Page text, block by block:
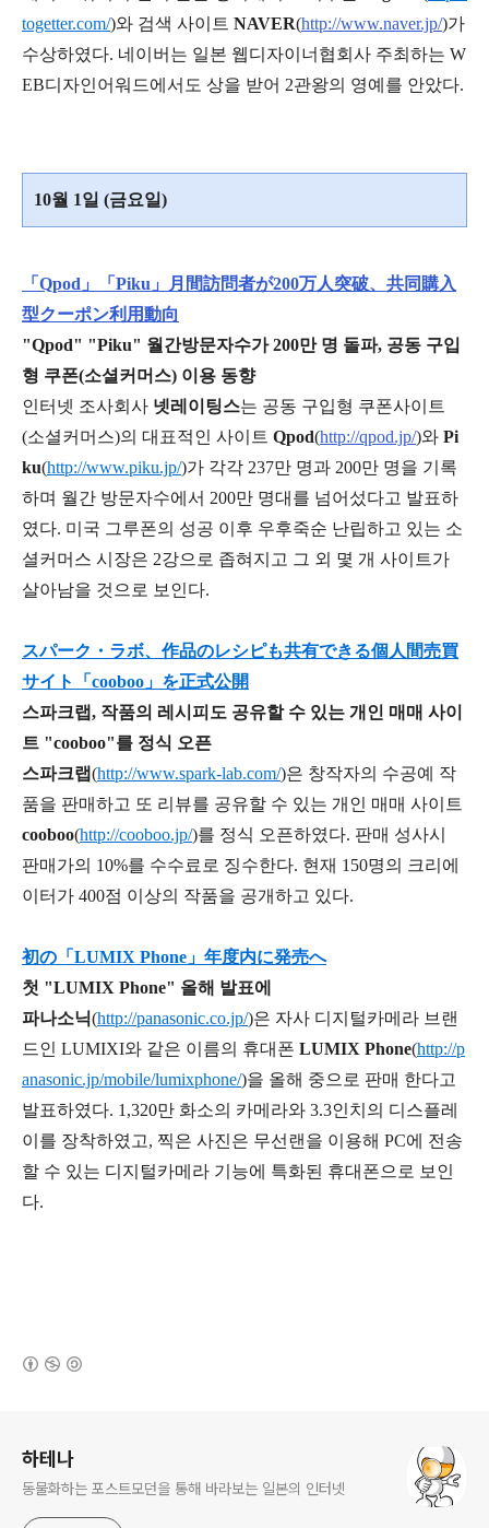
togetter.com/)와 검색 사이트 NAVER(http://www.naver.jp/)가
수상하였다. 네이버는 일본 웹디자이너협회사 주최하는 W
EB디자인어워드에서도 상을 받어 2관왕의 영예를 안았다.
10월 1일 (금요일)
「Qpod」「Piku」月間訪問者が200万人突破、共同購入
型クーポン利用動向
"Qpod" "Piku" 월간방문자수가 200만 명 돌파, 공동 구입
형 쿠폰(소셜커머스) 이용 동향
인터넷 조사회사 넷레이팅스는 공동 구입형 쿠폰사이트
(소셜커머스)의 대표적인 사이트 Qpod(http://qpod.jp/)와 Pi
ku(http://www.piku.jp/)가 각각 237만 명과 200만 명을 기록
하며 월간 방문자수에서 200만 명대를 넘어섰다고 발표하
였다. 미국 그루폰의 성공 이후 우후죽순 난립하고 있는 소
셜커머스 시장은 2강으로 좁혀지고 그 외 몇 개 사이트가
살아남을 것으로 보인다.
スパーク・ラボ、作品のレシピも共有できる個人間売買
サイト「cooboo」を正式公開
스파크랩, 작품의 레시피도 공유할 수 있는 개인 매매 사이
트 "cooboo"를 정식 오픈
스파크랩(http://www.spark-lab.com/)은 창작자의 수공예 작
품을 판매하고 또 리뷰를 공유할 수 있는 개인 매매 사이트
cooboo(http://cooboo.jp/)를 정식 오픈하였다. 판매 성사시
판매가의 10%를 수수료로 징수한다. 현재 150명의 크리에
이터가 400점 이상의 작품을 공개하고 있다.
初の「LUMIX Phone」年度内に発売へ
첫 "LUMIX Phone" 올해 발표에
파나소닉(http://panasonic.co.jp/)은 자사 디지털카메라 브랜
드인 LUMIXI와 같은 이름의 휴대폰 LUMIX Phone(http://p
anasonic.jp/mobile/lumixphone/)을 올해 중으로 판매 한다고
발표하였다. 1,320만 화소의 카메라와 3.3인치의 디스플레
이를 장착하였고, 찍은 사진은 무선랜을 이용해 PC에 전송
할 수 있는 디지털카메라 기능에 특화된 휴대폰으로 보인
다.
하테나
동물화하는 포스트모던을 통해 바라보는 일본의 인터넷